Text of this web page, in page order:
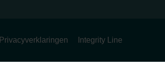
Privacyverklaringen Integrity Line